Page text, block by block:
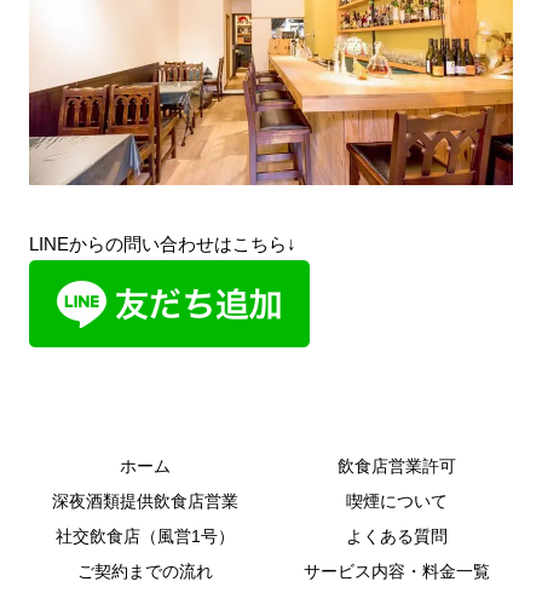
LINEからの問い合わせはこちら↓
ホーム
飲食店営業許可
深夜酒類提供飲食店営業
喫煙について
社交飲食店（風営1号）
よくある質問
ご契約までの流れ
サービス内容・料金一覧